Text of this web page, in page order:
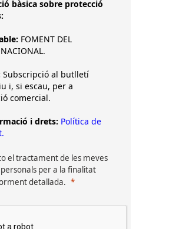
bàsica sobre protecció
FOMENT DEL
Subscripció al butlletí
i, si escau, per a
comercial.
i drets: Política de
el tractament de les meves
per a la finalitat
detallada.